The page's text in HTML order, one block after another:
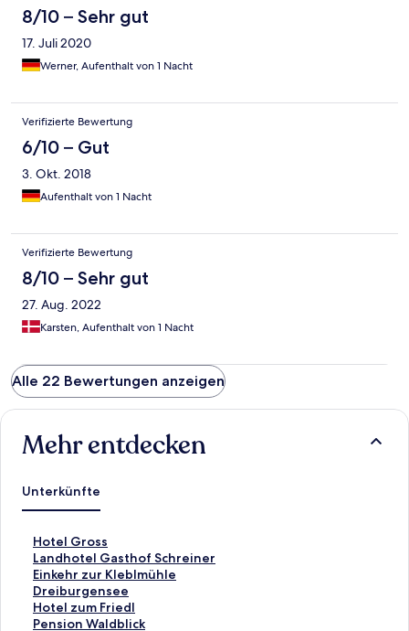
8/10 – Sehr gut
17. Juli 2020
Werner, Aufenthalt von 1 Nacht
Verifizierte Bewertung
6/10 – Gut
3. Okt. 2018
Aufenthalt von 1 Nacht
Verifizierte Bewertung
8/10 – Sehr gut
27. Aug. 2022
Karsten, Aufenthalt von 1 Nacht
Alle 22 Bewertungen anzeigen
Mehr entdecken
Unterkünfte
Hotel Gross
L
i
n
k
,
d
Landhotel Gasthof Schreiner
L
i
n
k
,
Einkehr zur Kleblmühle
L
i
n
k
Dreiburgensee
L
i
n
Hotel zum Friedl
L
iPension Waldblick
L